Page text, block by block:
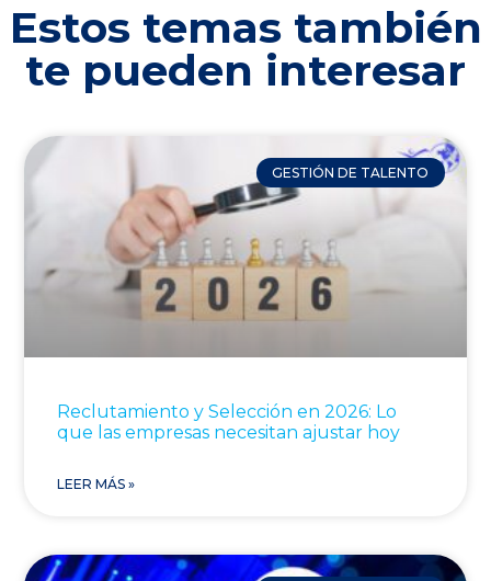
Estos temas también
te pueden interesar
GESTIÓN DE TALENTO
Reclutamiento y Selección en 2026: Lo
que las empresas necesitan ajustar hoy
LEER MÁS »